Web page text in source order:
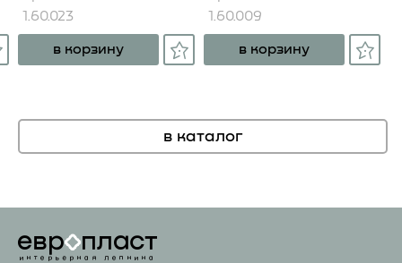
1.60.023
в корзину
1.60.009
в корзину
в каталог